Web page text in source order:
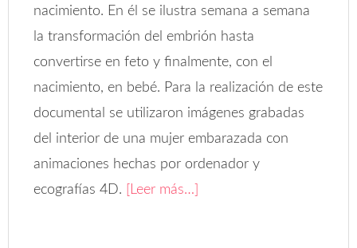
nacimiento. En él se ilustra semana a semana
la transformación del embrión hasta
convertirse en feto y finalmente, con el
nacimiento, en bebé. Para la realización de este
documental se utilizaron imágenes grabadas
del interior de una mujer embarazada con
animaciones hechas por ordenador y
ecografías 4D.
[Leer más…]